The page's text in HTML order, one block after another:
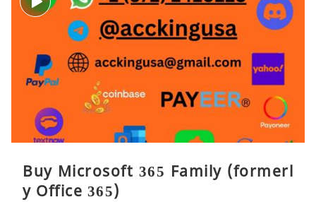
Buy Microsoft 365 Family (formerl
y Office 365)